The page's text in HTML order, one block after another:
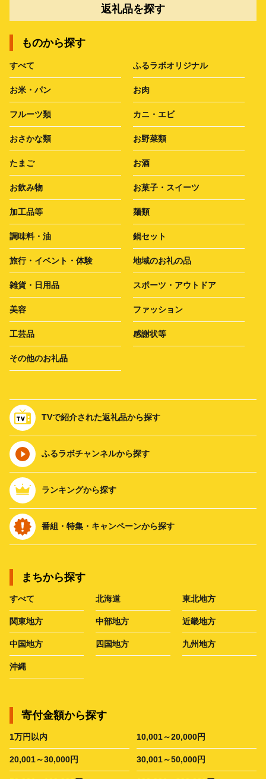
返礼品を探す
ものから探す
すべて ふるラボオリジナル
お米・パン お肉
フルーツ類 カニ・エビ
おさかな類 お野菜類
たまご お酒
お飲み物 お菓子・スイーツ
加工品等 麺類
調味料・油 鍋セット
旅行・イベント・体験 地域のお礼の品
雑貨・日用品 スポーツ・アウトドア
美容 ファッション
工芸品 感謝状等
その他のお礼品
TVで紹介された返礼品から探す
ふるラボチャンネルから探す
ランキングから探す
番組・特集・キャンペーンから探す
まちから探す
すべて 北海道 東北地方
関東地方 中部地方 近畿地方
中国地方 四国地方 九州地方
沖縄
寄付金額から探す
1万円以内 10,001～20,000円
20,001～30,000円 30,001～50,000円